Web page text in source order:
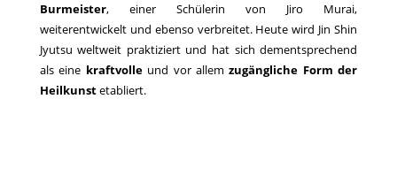
Burmeister, einer Schülerin von Jiro Murai,
weiterentwickelt und ebenso verbreitet. Heute wird Jin Shin
Jyutsu weltweit praktiziert und hat sich dementsprechend
als eine kraftvolleund vor allemzugängliche Form der
Heilkunstetabliert.